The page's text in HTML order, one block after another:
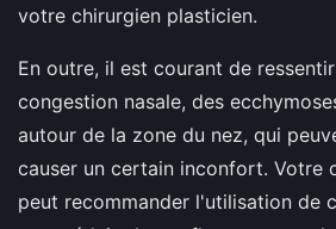
votre chirurgien plasticien.
En outre, il est courant de
congestion nasale, des
autour de la zone du nez, qui
causer un certain inconfort. Votre
peut recommander l'utilisation de